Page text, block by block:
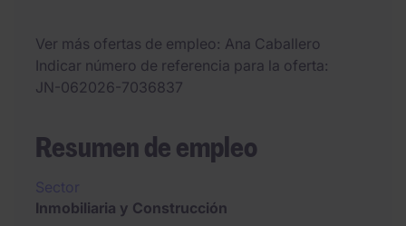
Ver más ofertas de empleo Ana Caballero
Indicar número de referencia para la oferta
JN-062026-7036837
Resumen de empleo
Inmobiliaria y Construcción